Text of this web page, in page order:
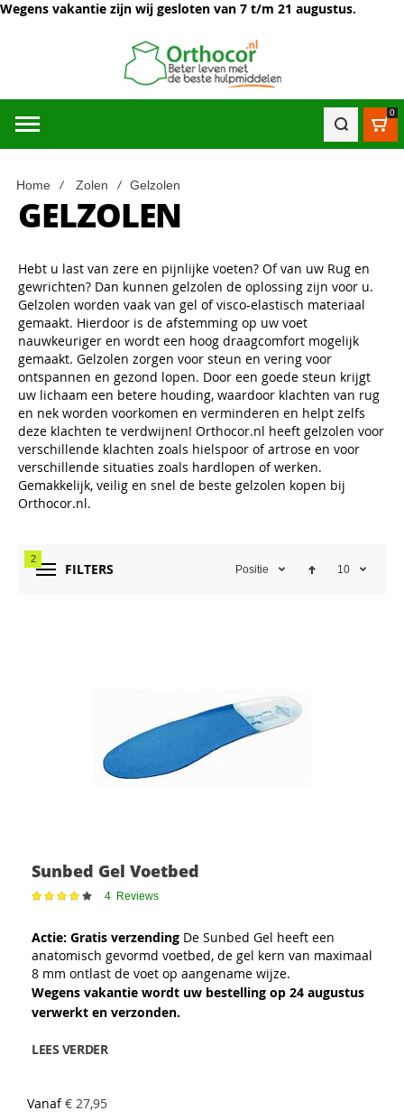
Wegens vakantie zijn wij gesloten van 7 t/m 21 augustus.
0
Home Zolen Gelzolen
GELZOLEN
Hebt u last van zere en pijnlijke voeten? Of van uw Rug en
gewrichten? Dan kunnen gelzolen de oplossing zijn voor u.
Gelzolen worden vaak van gel of visco-elastisch materiaal
gemaakt. Hierdoor is de afstemming op uw voet
nauwkeuriger en wordt een hoog draagcomfort mogelijk
gemaakt. Gelzolen zorgen voor steun en vering voor
ontspannen en gezond lopen. Door een goede steun krijgt
uw lichaam een betere houding, waardoor klachten van rug
en nek worden voorkomen en verminderen en helpt zelfs
deze klachten te verdwijnen! Orthocor.nl heeft gelzolen voor
verschillende klachten zoals hielspoor of artrose en voor
verschillende situaties zoals hardlopen of werken.
Gemakkelijk, veilig en snel de beste gelzolen kopen bij
Orthocor.nl.
FILTERS
2
Positie 10
Sunbed Gel Voetbed
Waardering:4 Reviews
Actie: Gratis verzending De Sunbed Gel heeft een
anatomisch gevormd voetbed, de gel kern van maximaal
8 mm ontlast de voet op aangename wijze.
Wegens vakantie wordt uw bestelling op 24 augustus
verwerkt en verzonden.
LEES VERDER
Vanaf € 27,95